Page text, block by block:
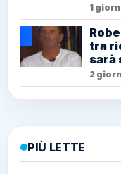
1
tra
sarà
2
PIÙ LETTE